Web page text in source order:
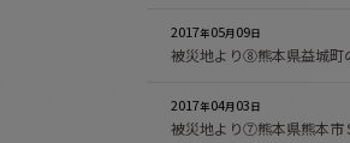
2017年05月09日
被災地より⑧熊本県益城町
2017年04月03日
被災地より⑦熊本県熊本市